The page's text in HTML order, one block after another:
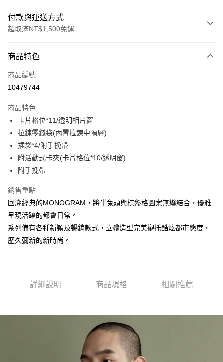
付款與運送方式
超取滿NT$1,500免運
信用卡一次付款
超商取貨付款
Apple Pay
街口支付
悠遊付
大哥付你分期
相關說明
1.本服務由台灣大哥大提供，台灣大哥大用戶可立即使用無須另外申請。
2.付款方式選擇「大哥付你分期」，訂單成立後會自動跳轉到大哥付的交易
流程，驗證手機門號後，選擇欲分期的期數、繳款截止日，確認付款後即完
成交易。
3.實際核准額度、可分期數及費用金額請依後續交易確認頁面所載為準。
1.分期款項不併入電信帳單，「大哥付你分期」於每月結算日後寄送繳費提
1.本服務係由「台灣大哥大股份有限公司」（以下簡稱本公司）所提供，讓
用戶於交易時，得透過本服務購買商品或服務，並由商店將買賣／分期付款
買賣價金債權讓與本公司後，依約使用本公司帳單繳交帳款。
AFTEE先享後付
相關說明
【關於「AFTEE先享後付」】
AFTEE先享後付是「在收到商品之後才付款」的支付方式。 讓您購物簡單
便利好安心！
【「AFTEE先享後付」結帳流程】
２．訂單成立數日內，您將收到繳費通知簡訊。
３．收到繳費通知簡訊後14天內，點擊此簡訊中的連結，可透過四大超商／
ATM／網路銀行／等多元方式進行付款，方視為交易完成。
※ 請注意：結帳手續完成當下不需立刻繳費，但若您需要取消訂單，請聯絡
購買商品的店家。未經商家同意取消之訂單仍視為有效，需透過AFTEE先享
每筆NT$60，滿NT$1,500(含以上)免運費
每筆NT$60，滿NT$1,500(含以上)免運費
商品特色
商品編號
10479744
商品特色
卡片格位*11/透明相片窗
拉鍊零錢袋(內置拉鍊中隔層)
插袋*4/附手挽帶
附活動式卡夾(卡片格位*10/透明窗)
附手挽帶
銷售重點
回溯經典的MONOGRAM，將半兔頭與棋盤格圖案無縫結合，優雅
呈現活躍的都會日常。
系列備有各種新穎及暢銷款式，立體造型完美襯托酷炫都市態度，
歷久彌新的新時尚。
詳細說明 商品規格 相關推薦